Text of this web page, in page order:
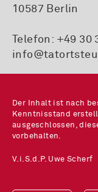
10587 Berlin
Telefon: +49 30
Der Inhalt ist nach
Kenntnisstand
ausgeschlossen,
vorbehalten.
V.i.S.d.P. Uwe Scherf